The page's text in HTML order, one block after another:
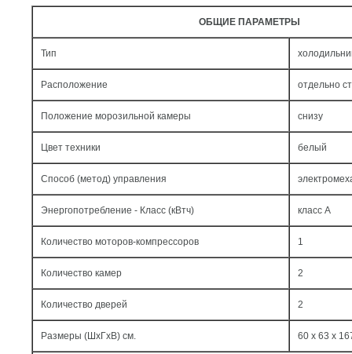
ОБЩИЕ ПАРАМЕТРЫ
Тип
Расположение отдельно
Положение морозильной камеры снизу
Цвет техники белый
Способ (метод) управления
Энергопотребление - Класс (кВтч) класс A
Количество моторов-компрессоров 1
Количество камер 2
Количество дверей 2
Размеры (ШxГxВ) см. 60 x 63 x